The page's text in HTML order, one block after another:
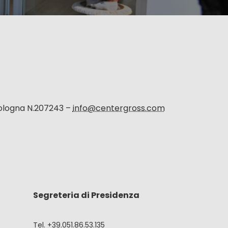
N.207243 –info@centergross.com
Segreteria di Presidenza
Tel. +39.051.86.53.135